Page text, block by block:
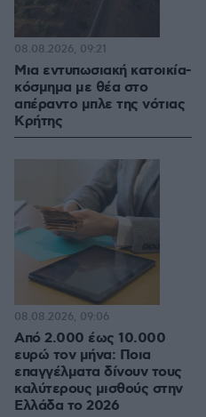
Μια εντυπωσιακή κατοικία-
κόσμημα με θέα στο
απέραντο μπλε της νότιας
Κρήτης
08.08.2026, 09:21
Από 2.000 έως 10.000
ευρώ τον μήνα: Ποια
επαγγέλματα δίνουν τους
καλύτερους μισθούς στην
Ελλάδα το 2026
08.08.2026, 09:06